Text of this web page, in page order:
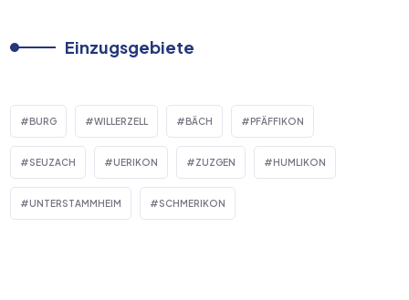
Einzugsgebiete
BURG WILLERZELL BÄCH PFÄFFIKON
SEUZACH UERIKON ZUZGEN HUMLIKON
UNTERSTAMMHEIM SCHMERIKON